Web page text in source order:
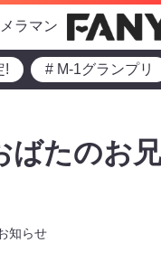
ラマン
! # M-1グランプリ
ばたのお
知らせ